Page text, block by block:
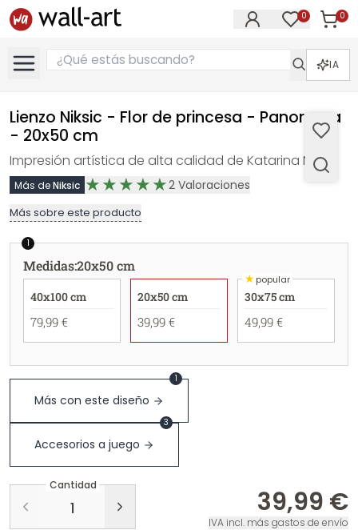
0 0
IA
Lienzo Niksic - Flor de princesa - Panorama
- 20x50 cm
Impresión artística de alta calidad de Katarina Niksic.
Más deNiksic 2 Valoraciones
Más sobre este producto
1
Medidas:20x50 cm
40x100 cm
79,99 €
20x50 cm
39,99 €
★popular
30x75 cm
49,99 €
Más con este diseño
1
Accesorios a juego
3
Cantidad
39,99 €
IVA incl. más gastos de envío